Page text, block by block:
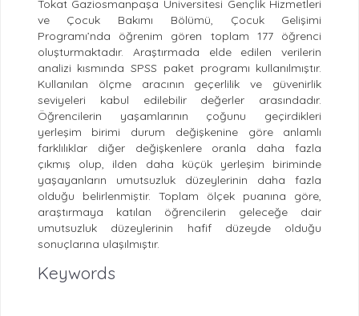
Tokat Gaziosmanpaşa Üniversitesi Gençlik Hizmetleri
ve Çocuk Bakımı Bölümü, Çocuk Gelişimi
Programı’nda öğrenim gören toplam 177 öğrenci
oluşturmaktadır. Araştırmada elde edilen verilerin
analizi kısmında SPSS paket programı kullanılmıştır.
Kullanılan ölçme aracının geçerlilik ve güvenirlik
seviyeleri kabul edilebilir değerler arasındadır.
Öğrencilerin yaşamlarının çoğunu geçirdikleri
yerleşim birimi durum değişkenine göre anlamlı
farklılıklar diğer değişkenlere oranla daha fazla
çıkmış olup, ilden daha küçük yerleşim biriminde
yaşayanların umutsuzluk düzeylerinin daha fazla
olduğu belirlenmiştir. Toplam ölçek puanına göre,
araştırmaya katılan öğrencilerin geleceğe dair
umutsuzluk düzeylerinin hafif düzeyde olduğu
sonuçlarına ulaşılmıştır.
Keywords